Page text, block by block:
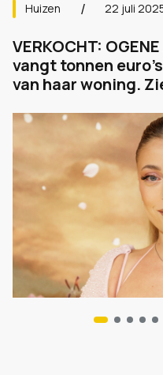
Huizen 22 juli
VERKOCHT:
vangt tonnen
van haar woning.